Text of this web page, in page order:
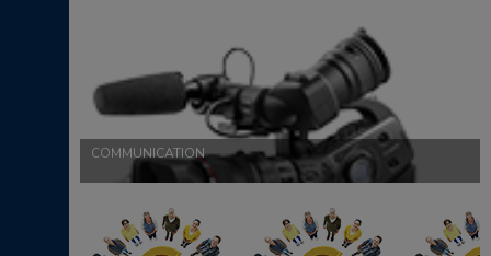
COMMUNICATION